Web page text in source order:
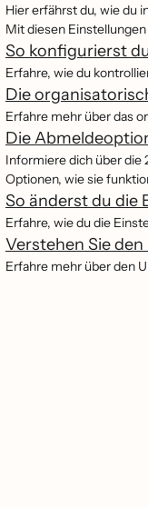
Hier erfährst du, wie du
Mit diesen
So konfigurierst
Erfahre, wie du
Die
Erfahre mehr über das
Die
Informiere dich über
Optionen, wie sie
So änderst du die
Erfahre, wie du die
Verstehen Sie
Erfahre mehr über den